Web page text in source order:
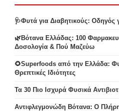
🩺Φυτά για Διαβητικούς:
🌿Βότανα Ελλάδας: 100
Δοσολογία & Πού Μαζεύω
🌻Superfoods από την Ελλάδα:
Θρεπτικές Ιδιότητες
Τα 30 Πιο Ισχυρά Φυσικά
Αντιφλεγμονώδη Βότανα: Ο